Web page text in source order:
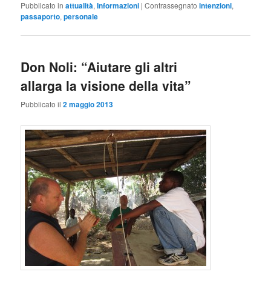
Pubblicato in attualità,Informazioni |Contrassegnato intenzioni,
passaporto,personale
Don Noli: “Aiutare gli altri
allarga la visione della vita”
Pubblicato il2 maggio 2013